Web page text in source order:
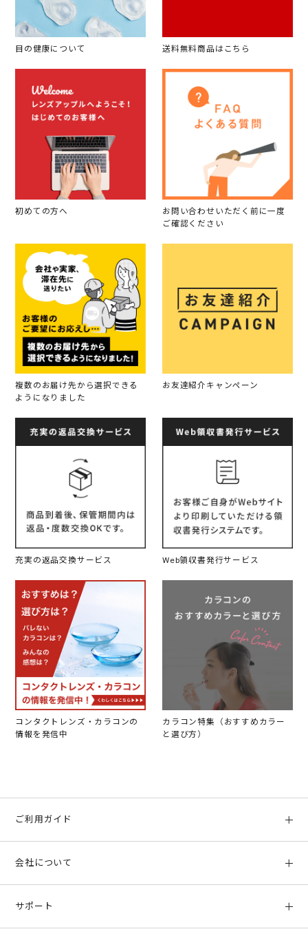
目の健康について 送料無料商品はこちら
初めての方へ
お問い合わせいただく前に一度
ご確認ください
複数のお届け先から選択できる
ようになりました
お友達紹介キャンペーン
充実の返品交換サービス Web領収書発行サービス
コンタクトレンズ・カラコンの
情報を発信中
カラコン特集（おすすめカラー
と選び方）
ご利用ガイド
お支払い方法、配送について
返品について
会社について
サポート